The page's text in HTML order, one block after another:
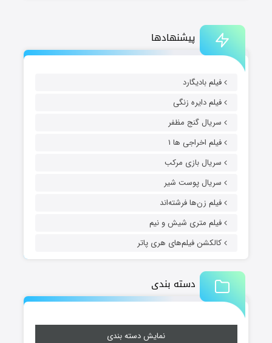
پیشنهادها
فیلم بادیگارد
فیلم دایره زنگی
سریال گنج مظفر
فیلم اخراجی ها ۱
سریال بازی مرکب
سریال پوست شیر
فیلم زن‌ها فرشته‌اند
فیلم متری شیش و نیم
کالکشن فیلم‌های هری پاتر
دسته بندی
نمایش دسته بندی